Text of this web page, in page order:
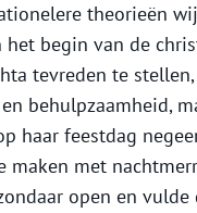
theorieën
het begin van de
tevreden te
behulpzaamheid,
haar feestdag
maken met
open en